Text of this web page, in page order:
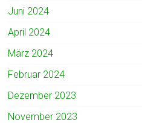
Juni 2024
April 2024
März 2024
Februar 2024
Dezember 2023
November 2023